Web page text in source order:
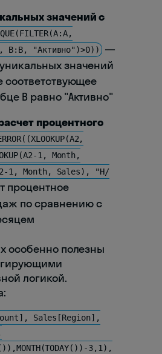
значений с
B:B, "Активно")>0))
—
значений
соответствующее
B равно "Активно"
процентного
1, Month,
1, Month, Sales), "Н/
процентное
по сравнению с
особенно полезны
логикой.
Sales[Region],
3,1),